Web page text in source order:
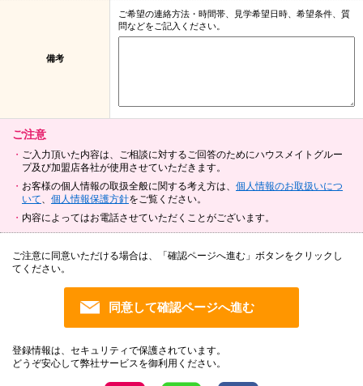
備考
ご希望の連絡方法・時間帯、見学希望日時、希望条件、質
問などをご記入ください。
ご注意
ご入力頂いた内容は、ご相談に対するご回答のためにハウスメイトグルー
プ及び加盟店各社が使用させていただきます。
お客様の個人情報の取扱全般に関する考え方は、 個人情報のお取扱いにつ
いて
個人情報保護方針をご覧ください。
内容によってはお電話させていただくことがございます。
ご注意に同意いただける場合は、「確認ページへ進む」ボタンをクリックし
てください。
登録情報は、セキュリティで保護されています。
どうぞ安心して弊社サービスを御利用ください。